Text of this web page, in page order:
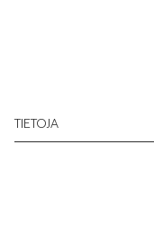
TIETOJA